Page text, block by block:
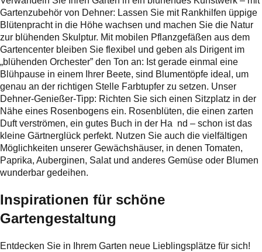
Gartenzubehör von Dehner: Lassen Sie mit Rankhilfen üppige
Blütenpracht in die Höhe wachsen und machen Sie die Natur
zur blühenden Skulptur. Mit mobilen Pflanzgefäßen aus dem
Gartencenter bleiben Sie flexibel und geben als Dirigent im
„blühenden Orchester” den Ton an: Ist gerade einmal eine
Blühpause in einem Ihrer Beete, sind Blumentöpfe ideal, um
genau an der richtigen Stelle Farbtupfer zu setzen. Unser
Dehner-Genießer-Tipp: Richten Sie sich einen Sitzplatz in der
Nähe eines Rosenbogens ein. Rosenblüten, die einen zarten
Duft verströmen, ein gutes Buch in der Ha nd – schon ist das
kleine Gärtnerglück perfekt. Nutzen Sie auch die vielfältigen
Möglichkeiten unserer Gewächshäuser, in denen Tomaten,
Paprika, Auberginen, Salat und anderes Gemüse oder Blumen
wunderbar gedeihen.
Inspirationen für schöne
Gartengestaltung
Entdecken Sie in Ihrem Garten neue Lieblingsplätze für sich!